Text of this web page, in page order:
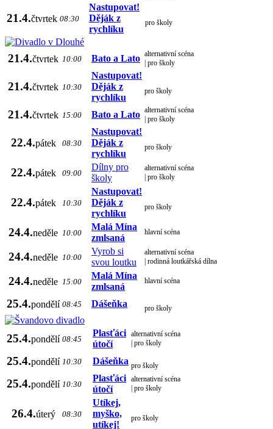
21.4.čtvrtek 08:30
Nastupovat!
Děják z
rychlíku
pro školy
21.4.čtvrtek 10:00 Bato a Lato alternativní scéna
| pro školy
21.4.čtvrtek 10:30
Nastupovat!
Děják z
rychlíku
pro školy
21.4.čtvrtek 15:00 Bato a Lato alternativní scéna
| pro školy
22.4.pátek 08:30
Nastupovat!
Děják z
rychlíku
pro školy
22.4.pátek 09:00
Dílny pro
školy
alternativní scéna
| pro školy
22.4.pátek 10:30
Nastupovat!
Děják z
rychlíku
pro školy
24.4.neděle 10:00
Malá Mína
zmlsaná
hlavní scéna
24.4.neděle 10:00
Vyrob si
svou loutku
alternativní scéna
| rodinná loutkářská dílna
24.4.neděle 15:00
Malá Mína
zmlsaná
hlavní scéna
25.4.pondělí 08:45 Dášeňka pro školy
25.4.pondělí 08:45
Plasťáci
útočí
alternativní scéna
| pro školy
25.4.pondělí 10:30 Dášeňka pro školy
25.4.pondělí 10:30
Plasťáci
útočí
alternativní scéna
| pro školy
26.4.úterý 08:30
Utíkej,
myško,
utíkej!
pro školy